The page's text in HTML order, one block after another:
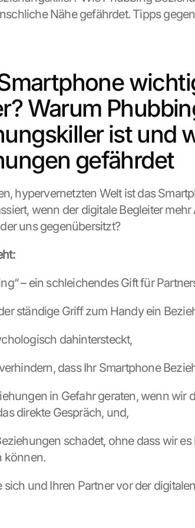
Nähe gefährdet. Tipps
Warum
ist und
gefährdet
hypervernetzten Welt ist das
wenn der digitale Begleiter
uns gegenübersitzt?
– ein schleichendes Gift für
der ständige Griff zum Handy ein
psychologisch dahintersteckt,
Sie verhindern, dass Ihr Smartphone
Beziehungen in Gefahr geraten, wenn
direkte Gespräch, und,
es Beziehungen schadet, ohne dass wir
können.
sich und Ihren Partner vor der